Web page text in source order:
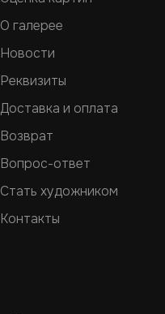
О галерее
Новости
Реквизиты
Доставка и оплата
Возврат
Вопрос-ответ
Стать художником
Контакты